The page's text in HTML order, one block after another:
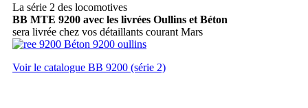
La série 2 des locomotives
BB MTE 9200 avec les livrées Oullins et Béton
sera livrée chez vos détaillants courant Mars
Voir le catalogue BB 9200 (série 2)